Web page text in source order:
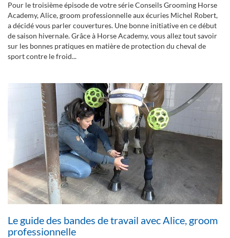
Pour le troisième épisode de votre série Conseils Grooming Horse
Academy, Alice, groom professionnelle aux écuries Michel Robert,
a décidé vous parler couvertures. Une bonne initiative en ce début
de saison hivernale. Grâce à Horse Academy, vous allez tout savoir
sur les bonnes pratiques en matière de protection du cheval de
sport contre le froid...
Le guide des bandes de travail avec Alice, groom
professionnelle